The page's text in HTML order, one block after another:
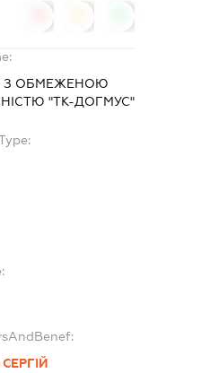
З ОБМЕЖЕНОЮ
"ТК-ДОГМУС"